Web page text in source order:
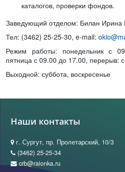
каталогов, проверки фондов.
Заведующий отделом: Билан Ирина
Тел: (3462) 25-25-30, e-mail:
Режим работы: понедельник с
пятница с 09.00 до 17.00, перерыв:
Выходной: суббота, воскресенье
Наши контакты
г. Сургут, пр. Пролетарский, 10/3
(3462) 25-25-34
crb@raionka.ru